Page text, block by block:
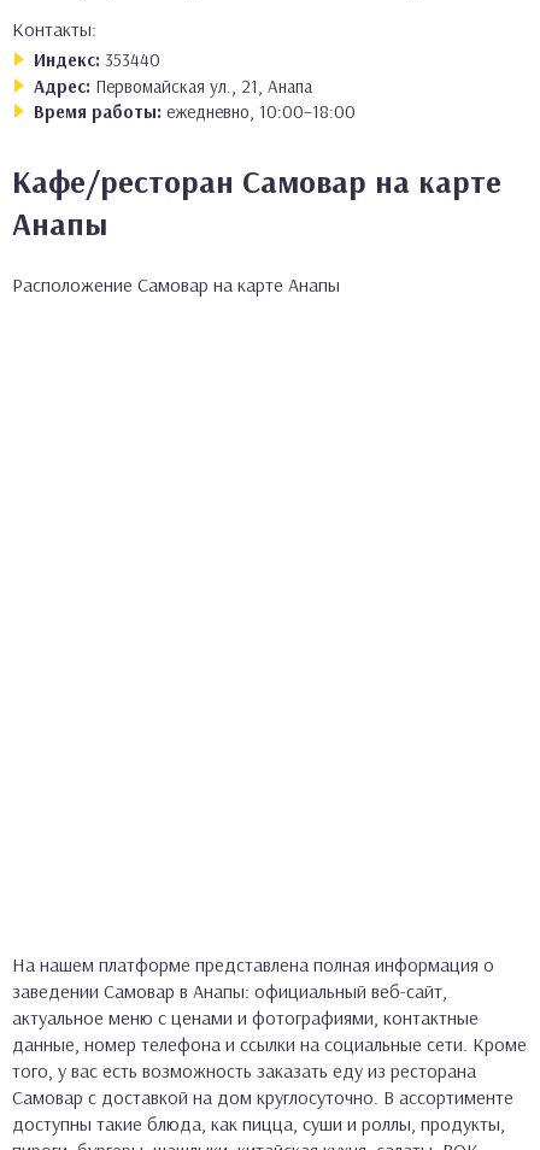
Контакты:
Индекс: 353440
Адрес: Первомайская ул., 21, Анапа
Время работы: ежедневно, 10:00–18:00
Кафе/ресторан Самовар на карте
Анапы
Расположение Самовар на карте Анапы
На нашем платформе представлена полная информация о
заведении Самовар в Анапы: официальный веб-сайт,
актуальное меню с ценами и фотографиями, контактные
данные, номер телефона и ссылки на социальные сети. Кроме
того, у вас есть возможность заказать еду из ресторана
Самовар с доставкой на дом круглосуточно. В ассортименте
доступны такие блюда, как пицца, суши и роллы, продукты,